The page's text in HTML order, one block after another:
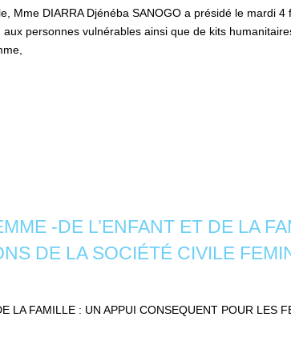
Mme DIARRA Djénéba SANOGO a présidé le mardi
personnes vulnérables ainsi que de kits
-DE L’ENFANT ET DE LA
DE LA SOCIÉTÉ CIVILE
LA FAMILLE : UN APPUI CONSEQUENT POUR LES